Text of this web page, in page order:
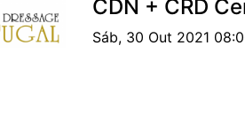
CDN + CRD
Sáb, 30 Out 2021